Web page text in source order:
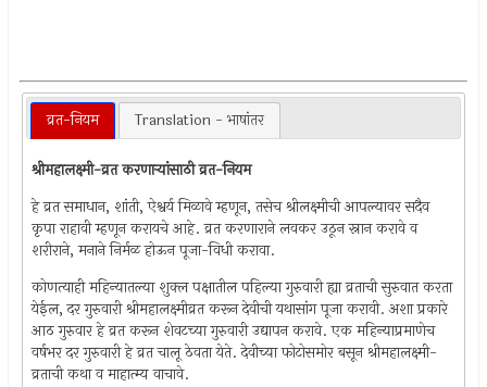
व्रत-नियम Translation - भाषांतर
श्रीमहालक्ष्मी-व्रत करणार्‍यांसाठी व्रत-नियम
हे व्रत समाधान, शांती, ऐश्वर्य मिळावे म्हणून, तसेच श्रीलक्ष्मीची आपल्यावर सदैव
कृपा राहावी म्हणून करायचे आहे. व्रत करणाराने लवकर उठून स्नान करावे व
शरीराने, मनाने निर्मळ होऊन पूजा-विधी करावा.
कोणत्याही महिन्यातल्या शुक्ल पक्षातील पहिल्या गुरुवारी ह्या व्रताची सुरुवात करता
येईल, दर गुरुवारी श्रीमहालक्ष्मीव्रत करून देवीची यथासांग पूजा करावी. अशा प्रकारे
आठ गुरुवार हे व्रत करून शेवटच्या गुरुवारी उद्यापन करावे. एक महिन्याप्रमाणेच
वर्षभर दर गुरुवारी हे व्रत चालू ठेवता येते. देवीच्या फोटोसमोर बसून श्रीमहालक्ष्मी-
व्रताची कथा व माहात्म्य वाचावे.